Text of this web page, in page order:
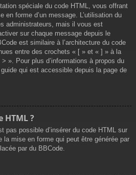
spéciale du code HTML, vous offrant
en forme d’un message. L’utilisation du
administrateurs, mais il vous est
sur chaque message depuis le
est similaire à l’architecture du code
entre des crochets « [ » et « ] » à la
». Pour plus d’informations à propos du
qui est accessible depuis la page de
HTML ?
pas possible d’insérer du code HTML sur
la mise en forme qui peut être générée par
par du BBCode.